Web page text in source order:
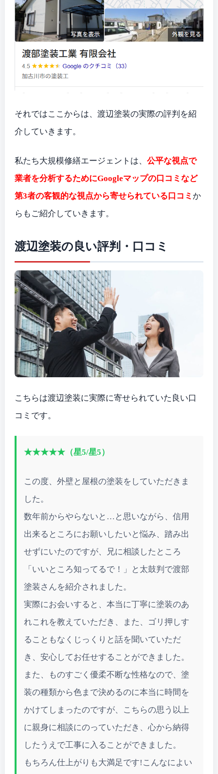
それではここからは、渡辺塗装の実際の評判を紹
介していきます。
私たち大規模修繕エージェントは、 公平な視点で
業者を分析するためにGoogleマップの口コミなど
第3者の客観的な視点から寄せられている口コミ か
らもご紹介していきます。
渡辺塗装の良い評判・口コミ
こちらは渡辺塗装に実際に寄せられていた良い口
コミです。
★★★★★（星5/星5）
この度、外壁と屋根の塗装をしていただきま
した。
数年前からやらないと…と思いながら、信用
出来るところにお願いしたいと悩み、踏み出
せずにいたのですが、兄に相談したところ
「いいところ知ってるで！」と太鼓判で渡部
塗装さんを紹介されました。
実際にお会いすると、本当に丁寧に塗装のあ
れこれを教えていただき、また、ゴリ押しす
ることもなくじっくりと話を聞いていただ
き、安心してお任せすることができました。
また、ものすごく優柔不断な性格なので、塗
装の種類から色まで決めるのに本当に時間を
かけてしまったのですが、こちらの思う以上
に親身に相談にのっていただき、心から納得
したうえで工事に入ることができました。
もちろん仕上がりも大満足です!こんなによい